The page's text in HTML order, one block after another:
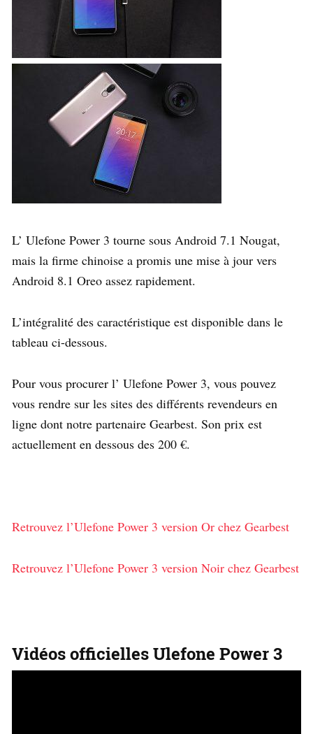
L’ Ulefone Power 3 tourne sous Android 7.1 Nougat,
mais la firme chinoise a promis une mise à jour vers
Android 8.1 Oreo assez rapidement.
L’intégralité des caractéristique est disponible dans le
tableau ci-dessous.
Pour vous procurer l’ Ulefone Power 3, vous pouvez
vous rendre sur les sites des différents revendeurs en
ligne dont notre partenaire Gearbest. Son prix est
actuellement en dessous des 200 €.
Retrouvez l’Ulefone Power 3 version Or chez Gearbest
Retrouvez l’Ulefone Power 3 version Noir chez Gearbest
Vidéos officielles Ulefone Power 3